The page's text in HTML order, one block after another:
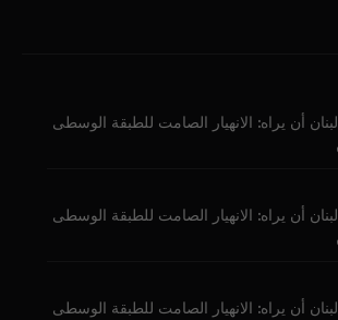
أن يراه: الانهيار الصامت للطبقة الوسطى
أن يراه: الانهيار الصامت للطبقة الوسطى
أن يراه: الانهيار الصامت للطبقة الوسطى